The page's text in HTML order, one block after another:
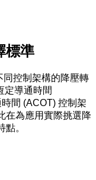
標準
同控制架構的降壓轉
定導通時間
間 (ACOT) 控制架
在為應用實際挑選降
。